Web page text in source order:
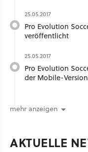
25.05.2017
Pro Evolution
veröffentlicht
25.05.2017
Pro Evolution
der Mobile-
mehr anzeigen
AKTUELLE